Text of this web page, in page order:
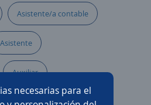
Asistente/a contable
Asistente
Auxiliar
necesarias para el